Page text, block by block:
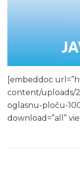
[embeddoc
content/uploads/
oglasnu-ploču-
download=”all”